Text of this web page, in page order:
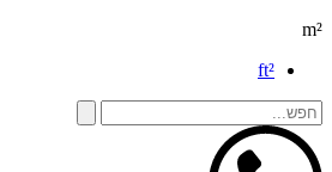
m²
ft²